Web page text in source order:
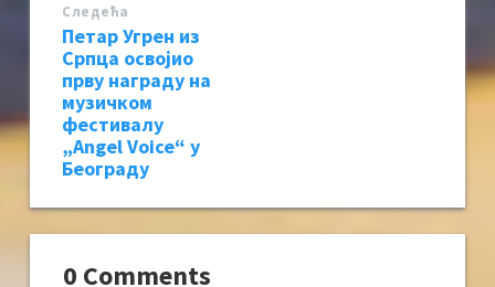
Следећa
Петар Угрен из
Српца освојио
прву награду на
музичком
фестивалу
„Angel Voice“ у
Београду
0 Comments